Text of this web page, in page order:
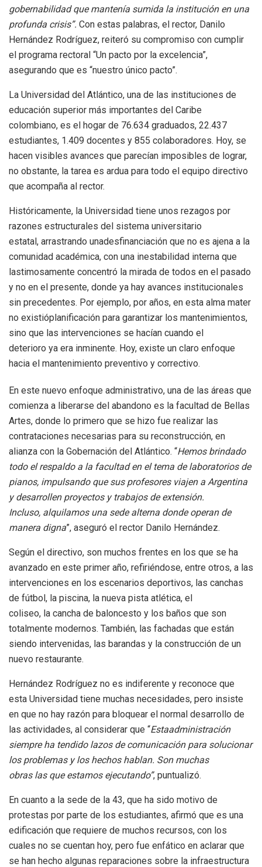
gobernabilidadque mantenía sumida la institución en una
profunda crisis”. Con estas palabras, el rector, Danilo
Hernández Rodríguez, reiteró su compromiso con cumplir
el programa rectoral “Un pacto por la excelencia”,
asegurando que es “nuestro único pacto”.
La Universidad del Atlántico, una de las instituciones de
educación superior más importantes del Caribe
colombiano, es el hogar de 76.634 graduados, 22.437
estudiantes, 1.409 docentes y 855 colaboradores. Hoy, se
hacen visibles avances que parecían imposibles de lograr,
no obstante, la tarea es ardua para todo el equipo directivo
que acompaña al rector.
Históricamente, la Universidad tiene unos rezagos por
razones estructurales del sistema universitario
estatal, arrastrando unadesfinanciación que no es ajena a la
comunidad académica, con una inestabilidad interna que
lastimosamente concentró la mirada de todos en el pasado
y no en el presente, donde ya hay avances institucionales
sin precedentes. Por ejemplo, por años, en esta alma mater
no existióplanificación para garantizar los mantenimientos,
sino que las intervenciones se hacían cuando el
deterioro ya era inminente. Hoy, existe un claro enfoque
hacia el mantenimiento preventivo y correctivo.
En este nuevo enfoque administrativo, una de las áreas que
comienza a liberarse del abandono es la facultad de Bellas
Artes, donde lo primero que se hizo fue realizar las
contrataciones necesarias para su reconstrucción, en
alianza con la Gobernación del Atlántico. “Hemos brindado
todo el respaldo a la facultad en el tema delaboratorios de
pianos, impulsando que susprofesores viajen a Argentina
y desarrollen proyectos ytrabajos de extensión.
Incluso, alquilamos una sede alterna donde operan de
manera digna”, aseguró el rector Danilo Hernández.
Según el directivo, son muchos frentes en los que se ha
avanzado en este primer año, refiriéndose, entre otros, a las
intervenciones en los escenarios deportivos, las canchas
de fútbol, la piscina, la nueva pista atlética, el
coliseo, la cancha de baloncesto y los baños que son
totalmente modernos. También, las fachadas que están
siendo intervenidas, las barandas y la construcción de un
nuevo restaurante.
Hernández Rodríguez no es indiferente y reconoce que
esta Universidad tiene muchas necesidades, pero insiste
en que no hay razón para bloquear el normal desarrollo de
las actividades, al considerar que “Estaadministración
siempre ha tendido lazos de comunicación para solucionar
los problemasy los hechos hablan. Son muchas
obraslasque estamos ejecutando”, puntualizó.
En cuanto a la sede de la 43, que ha sido motivo de
protestas por parte de los estudiantes, afirmó que es una
edificación que requiere de muchos recursos, con los
cuales no se cuentan hoy, pero fue enfático en aclarar que
se han hecho algunas reparaciones sobre la infraestructura